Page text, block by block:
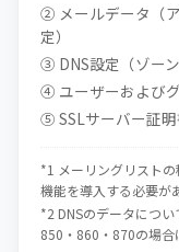
② メールデータ（
定）
③ DNS設定（ゾーン
④ ユーザーおよび
⑤ SSLサーバー証
*1 メーリングリスト
機能を導入する必要が
*2 DNSのデータにつ
850・860・870の場合